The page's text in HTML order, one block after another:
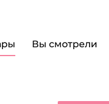
Вы смотрели